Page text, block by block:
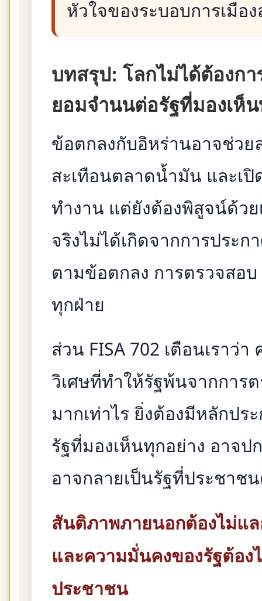
หัวใจของระบอบการเมือ
บทสรุป: โลกไม่ได้ต้องก
ยอมจำนนต่อรัฐที่มองเห็
ข้อตกลงกับอิหร่านอาจช่ว
สะเทือนตลาดน้ำมัน และเ
ทำงาน แต่ยังต้องพิสูจน์ด้ว
จริงไม่ได้เกิดจากการประ
ตามข้อตกลง การตรวจสอ
ทุกฝ่าย
ส่วน FISA 702 เตือนเราว่
วิเศษที่ทำให้รัฐพ้นจากการ
มากเท่าไร ยิ่งต้องมีหลักปร
รัฐที่มองเห็นทุกอย่าง อาจ
อาจกลายเป็นรัฐที่ประชาช
สันติภาพภายนอกต้องไม่แ
และความมั่นคงของรัฐต้อ
ประชาชน